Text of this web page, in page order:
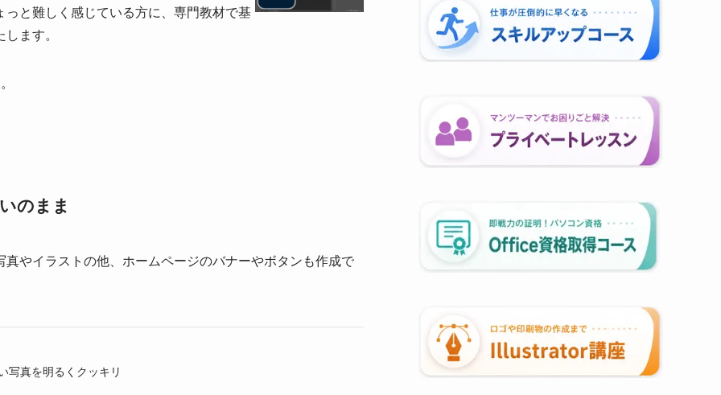
と難しく感じている方に、専門教材で基
ます。
のまま
やイラストの他、ホームページのバナーやボタンも作成で
写真を明るくクッキリ